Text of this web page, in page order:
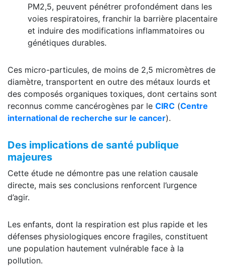
PM2,5, peuvent pénétrer profondément dans les
voies respiratoires, franchir la barrière placentaire
et induire des modifications inflammatoires ou
génétiques durables.
Ces micro-particules, de moins de 2,5 micromètres de
diamètre, transportent en outre des métaux lourds et
des composés organiques toxiques, dont certains sont
reconnus comme cancérogènes par le CIRC (Centre
international de recherche sur le cancer).
Des implications de santé publique
majeures
Cette étude ne démontre pas une relation causale
directe, mais ses conclusions renforcent l’urgence
d’agir.
Les enfants, dont la respiration est plus rapide et les
défenses physiologiques encore fragiles, constituent
une population hautement vulnérable face à la
pollution.